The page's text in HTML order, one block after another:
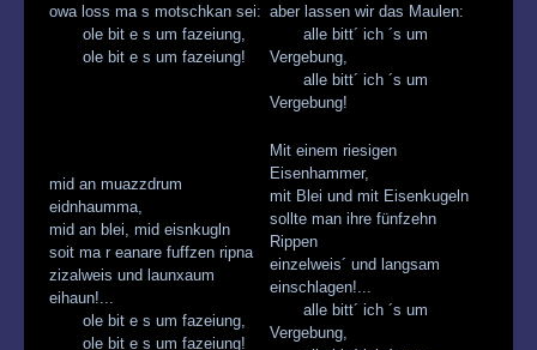
owa loss ma s motschkan sei:
ole bit e s um fazeiung,
ole bit e s um fazeiung!
aber lassen wir das Maulen:
alle bitt´ ich ´s um
Vergebung,
alle bitt´ ich ´s um
Vergebung!
mid an muazzdrum
eidnhaumma,
mid an blei, mid eisnkugln
soit ma r eanare fuffzen ripna
zizalweis und launxaum
eihaun!...
ole bit e s um fazeiung,
ole bit e s um fazeiung!
Mit einem riesigen
Eisenhammer,
mit Blei und mit Eisenkugeln
sollte man ihre fünfzehn
Rippen
einzelweis´ und langsam
einschlagen!...
alle bitt´ ich ´s um
Vergebung,